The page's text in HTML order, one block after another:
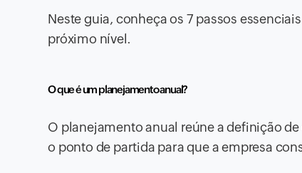
Neste guia, conheça os 7 passos
próximo nível.
O que é um planejamento anual?
O planejamento anual reúne a definição
o ponto de partida para que a empresa